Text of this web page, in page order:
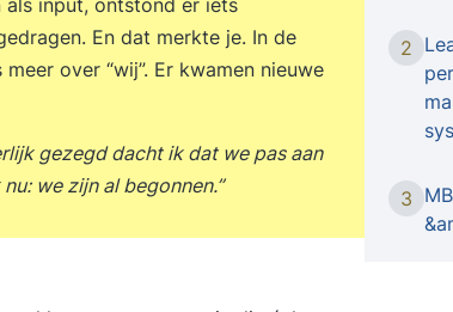
En dat merkte je. In de
over “wij”. Er kwamen nieuwe
gezegd dacht ik dat we pas aan
we zijn al begonnen.”
naar
2
3